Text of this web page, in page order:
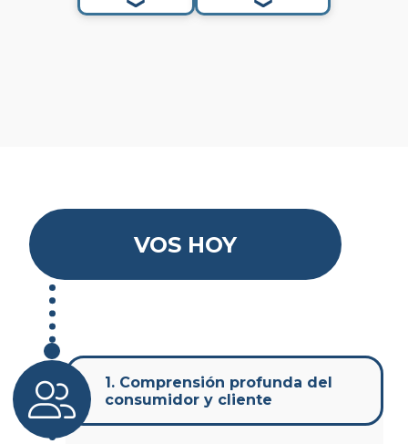
VOS HOY
1. Comprensión profunda del
consumidor y cliente